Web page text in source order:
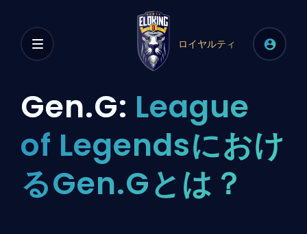
ロイヤルティ
Gen.G: League
of Legendsにおけ
るGen.Gとは？